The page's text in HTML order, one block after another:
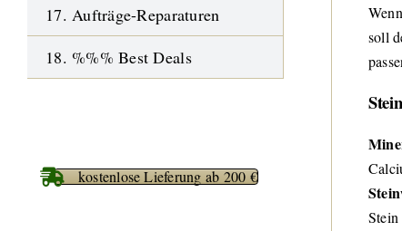
soll
17. Aufträge-Reparaturen
18. %%% Best Deals
kostenlose Lieferung ab 200 €